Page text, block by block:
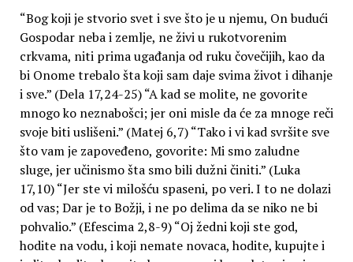
“Bog koji je stvorio svet i sve što je u njemu, On budući
Gospodar neba i zemlje, ne živi u rukotvorenim
crkvama, niti prima ugađanja od ruku čovečijih, kao da
bi Onome trebalo šta koji sam daje svima život i dihanje
i sve.” (Dela 17,24-25) “A kad se molite, ne govorite
mnogo ko neznabošci; jer oni misle da će za mnoge reči
svoje biti uslišeni.” (Matej 6,7) “Tako i vi kad svršite sve
što vam je zapoveđeno, govorite: Mi smo zaludne
sluge, jer učinismo šta smo bili dužni činiti.” (Luka
17,10) “Jer ste vi milošću spaseni, po veri. I to ne dolazi
od vas; Dar je to Božji, i ne po delima da se niko ne bi
pohvalio.” (Efescima 2,8-9) “Oj žedni koji ste god,
hodite na vodu, i koji nemate novaca, hodite, kupujte i